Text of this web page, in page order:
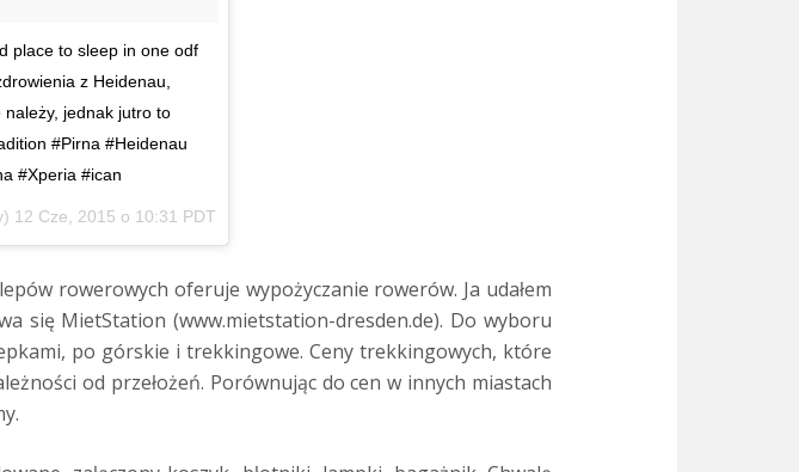
place to sleep in one odf
z Heidenau,
należy, jednak jutro to
#Pirna #Heidenau
#Xperia #ican
12 Cze, 2015 o 10:31 PDT
rowerowych oferuje wypożyczanie rowerów. Ja udałem
się MietStation (www.mietstation-dresden.de). Do wyboru
po górskie i trekkingowe. Ceny trekkingowych, które
od przełożeń. Porównując do cen w innych miastach